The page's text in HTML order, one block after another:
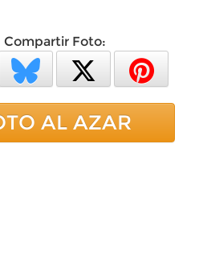
Compartir Foto:
AL AZAR